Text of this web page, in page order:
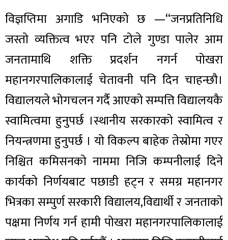
विज्ञप्तिमा अगाडि भनिएको छ —“जनप्रतिनिधि
जस्तो व्यक्तित्व भएर पनि टोले गुण्डा पालेर आम
जनतामाथि शक्ति प्रदर्शन नगर्न पोखरा
महानगरपालिकालाई चेतावनी पनि दिन चाहन्छौ।
विद्यालयले भोगचलन गर्दै आएको सम्पत्ति विद्यालयकै
स्वामित्वमा हुनुपर्छ ।स्थानीय सरकारको स्वामित्व र
नियन्त्रणमा हुनुपर्छ । यो विकल्प बाहेक तेस्रोमा गएर
निश्चित कमिसनको नाममा निजि कम्पनीलाई दिने
कार्यको निर्णयबाट पछाडी हट्न र समग्र महानगर
भित्रका सम्पुर्ण सरकारी विद्यालय,विद्यार्थी र जनताको
पक्षमा निर्णय गर्न हामी पोखरा महानगरपालिकालाई